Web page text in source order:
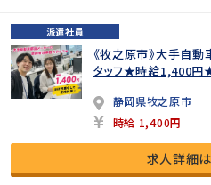
派遣社員
《牧之原市》大手自
タッフ★時給1,400
静岡県牧之原市
時給 1,400円
求人詳細